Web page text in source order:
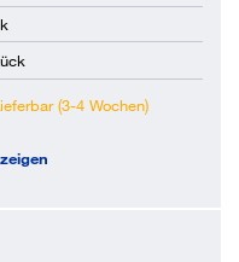
(3-4 Wochen)